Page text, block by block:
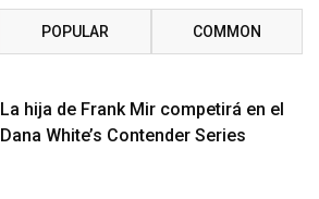
POPULAR COMMON
La hija de Frank Mir competirá en el
Dana White’s Contender Series